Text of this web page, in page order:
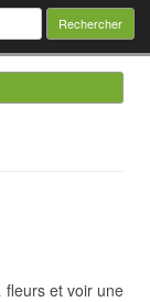
fleurs et voir une